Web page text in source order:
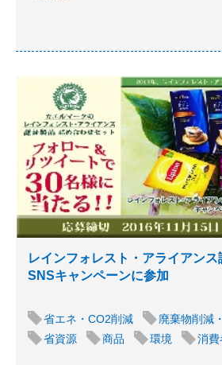
レインフォレスト・アライアン
SNSキャンペーンに参加
省エネ・CO2削減
廃棄物削減
省資源
商品 環境 消費